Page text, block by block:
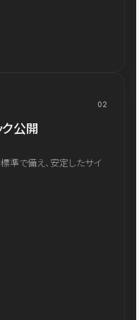
02
ク公開
準で備え、安定したサイ